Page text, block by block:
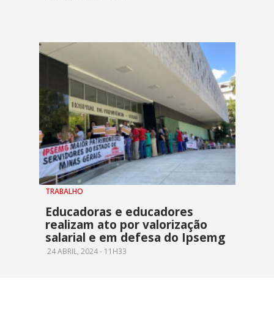
TRABALHO
Educadoras e educadores
realizam ato por valorização
salarial e em defesa do Ipsemg
24 ABRIL, 2024 - 11H33